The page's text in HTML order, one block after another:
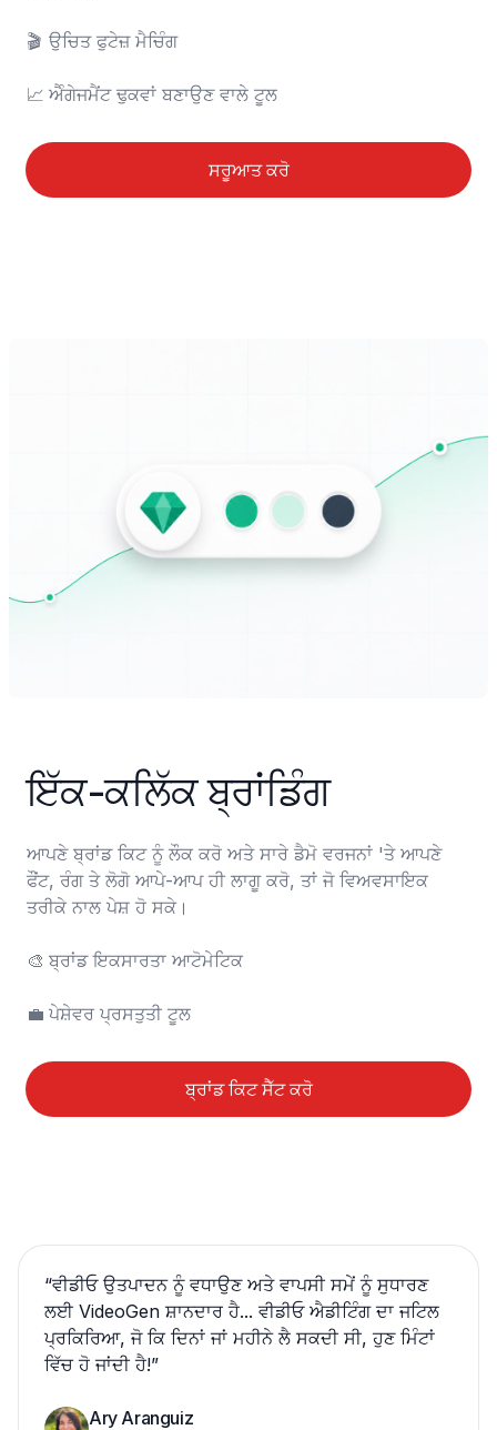
🎬	ਉਚਿਤ ਫੁਟੇਜ਼ ਮੈਚਿੰਗ
📈	ਐੰਗੇਜਮੈਂਟ ਢੁਕਵਾਂ ਬਣਾਉਣ ਵਾਲੇ ਟੂਲ
ਸਰੂਆਤ ਕਰੋ
ਇੱਕ-ਕਲਿੱਕ ਬ੍ਰਾਂਡਿੰਗ
ਆਪਣੇ ਬ੍ਰਾਂਡ ਕਿਟ ਨੂੰ ਲੌਕ ਕਰੋ ਅਤੇ ਸਾਰੇ ਡੈਮੋ ਵਰਜਨਾਂ 'ਤੇ ਆਪਣੇ
ਫੌਂਟ, ਰੰਗ ਤੇ ਲੋਗੋ ਆਪੇ-ਆਪ ਹੀ ਲਾਗੂ ਕਰੋ, ਤਾਂ ਜੋ ਵਿਅਵਸਾਇਕ
ਤਰੀਕੇ ਨਾਲ ਪੇਸ਼ ਹੋ ਸਕੇ।
🎨	ਬ੍ਰਾਂਡ ਇਕਸਾਰਤਾ ਆਟੋਮੇਟਿਕ
💼	ਪੇਸ਼ੇਵਰ ਪ੍ਰਸਤੁਤੀ ਟੂਲ
ਬ੍ਰਾਂਡ ਕਿਟ ਸੈੱਟ ਕਰੋ
“ਵੀਡੀਓ ਉਤਪਾਦਨ ਨੂੰ ਵਧਾਉਣ ਅਤੇ ਵਾਪਸੀ ਸਮੇਂ ਨੂੰ ਸੁਧਾਰਣ
ਲਈ VideoGen ਸ਼ਾਨਦਾਰ ਹੈ... ਵੀਡੀਓ ਐਡੀਟਿੰਗ ਦਾ ਜਟਿਲ
ਪ੍ਰਕਿਰਿਆ, ਜੋ ਕਿ ਦਿਨਾਂ ਜਾਂ ਮਹੀਨੇ ਲੈ ਸਕਦੀ ਸੀ, ਹੁਣ ਮਿੰਟਾਂ
ਵਿੱਚ ਹੋ ਜਾਂਦੀ ਹੈ!”
Ary Aranguiz